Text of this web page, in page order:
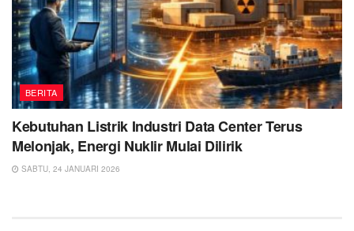
BERITA
Kebutuhan Listrik Industri Data Center Terus
Melonjak, Energi Nuklir Mulai Dilirik
SABTU, 24 JANUARI 2026